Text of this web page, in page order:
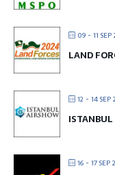
09 - 11 SEP
LAND
12 - 14 SEP
16 - 17 SEP